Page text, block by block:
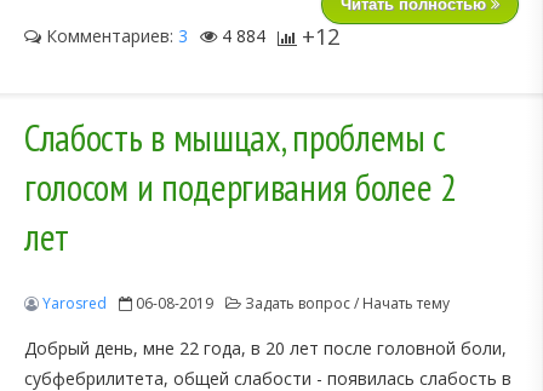
Читать полностью
Комментариев: 3 4 884 +12
Слабость в мышцах, проблемы с
голосом и подергивания более 2
лет
Yarosred 06-08-2019 Задать вопрос / Начать тему
Добрый день, мне 22 года, в 20 лет после головной боли,
субфебрилитета, общей слабости - появилась слабость в